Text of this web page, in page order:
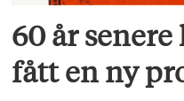
60 år
fått en ny